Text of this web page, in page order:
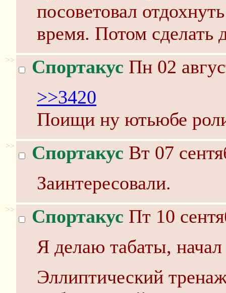
посоветовал
время. Потом сделать
>> Спортакус Пн 02
>>3420
Поищи ну ютьюбе
>> Спортакус Вт 07
Заинтересовали.
>> Спортакус Пт 10
Я делаю табаты,
Эллиптический